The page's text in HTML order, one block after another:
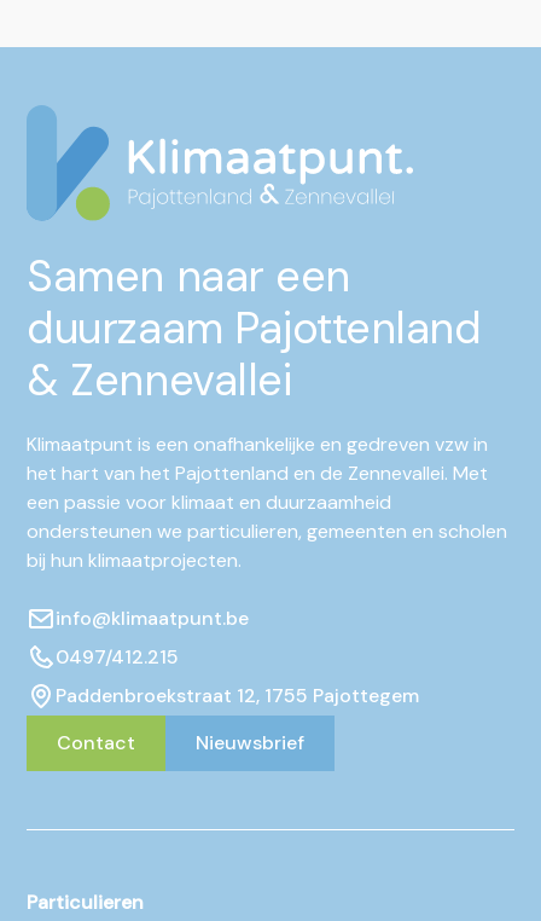
Samen naar een
duurzaam Pajottenland
& Zennevallei
Klimaatpunt is een onafhankelijke en gedreven vzw in
het hart van het Pajottenland en de Zennevallei. Met
een passie voor klimaat en duurzaamheid
ondersteunen we particulieren, gemeenten en scholen
bij hun klimaatprojecten.
info@klimaatpunt.be
0497/412.215
Paddenbroekstraat 12, 1755 Pajottegem
Contact
Nieuwsbrief
Particulieren